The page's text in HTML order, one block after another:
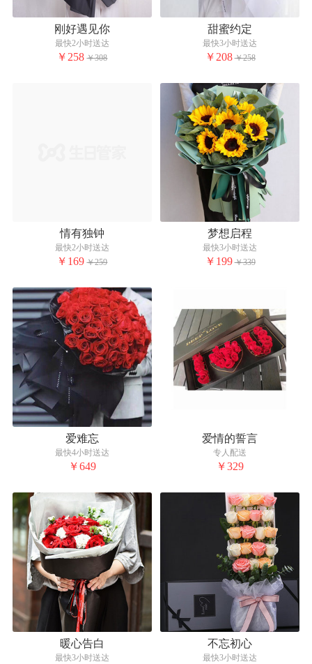
刚好遇见你
最快2小时送达
￥258 ￥308
甜蜜约定
最快3小时送达
￥208 ￥258
情有独钟
最快2小时送达
￥169 ￥259
梦想启程
最快3小时送达
￥199 ￥339
爱难忘
最快4小时送达
￥649
爱情的誓言
专人配送
￥329
暖心告白
最快3小时送达
不忘初心
最快3小时送达